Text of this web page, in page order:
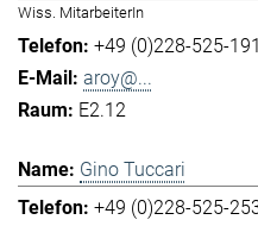
Wiss. MitarbeiterIn
+49 (0)228-525-191
aroy@...
E2.12
Gino Tuccari
+49 (0)228-525-